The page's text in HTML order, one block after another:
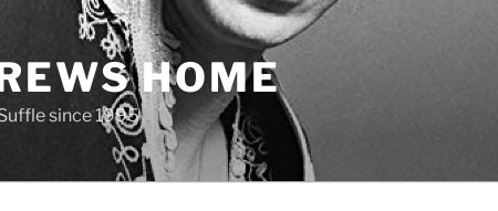
HOME
since 1995